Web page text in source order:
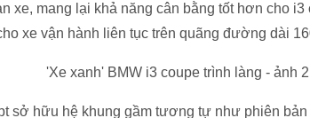
xe, mang lại khả năng cân bằng tốt hơn cho
xe vận hành liên tục trên quãng đường dài
sở hữu hệ khung gầm tương tự như phiên